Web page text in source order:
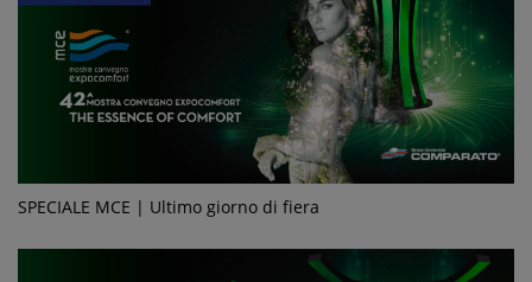
SPECIALE MCE | Ultimo giorno di fiera